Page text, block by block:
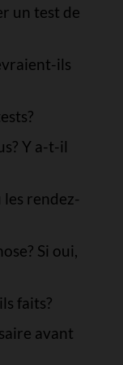
un test de
ils
Y a-t-il
rendez-
Si oui,
faits?
avant